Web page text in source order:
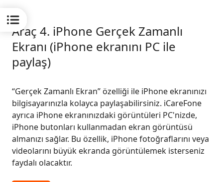
Araç 4. iPhone Gerçek Zamanlı
Ekranı (iPhone ekranını PC ile
paylaş)
“Gerçek Zamanlı Ekran” özelliği ile iPhone ekranınızı
bilgisayarınızla kolayca paylaşabilirsiniz. iCareFone
ayrıca iPhone ekranınızdaki görüntüleri PC'nizde,
iPhone butonları kullanmadan ekran görüntüsü
almanızı sağlar. Bu özellik, iPhone fotoğraflarını veya
videolarını büyük ekranda görüntülemek isterseniz
faydalı olacaktır.